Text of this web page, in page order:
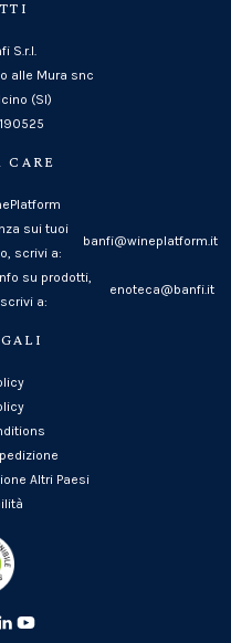
S.r.l.
alle Mura snc
(SI)
CARE
sui tuoi
scrivi a:
banfi@wineplatform.it
su prodotti,
a:
enoteca@banfi.it
Altri Paesi